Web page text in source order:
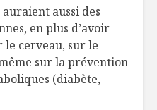
aussi des
en plus d’avoir
le cerveau, sur le
sur la prévention
(diabète,